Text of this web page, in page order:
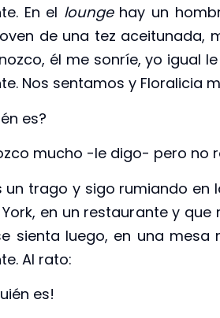
En el loungehay un
de una tez aceitunada,
él me sonríe, yo igual
Nos sentamos y Floralicia
es?
mucho -le digo- pero no
un trago y sigo rumiando
en un restaurante y
sienta luego, en una
Al rato:
es!